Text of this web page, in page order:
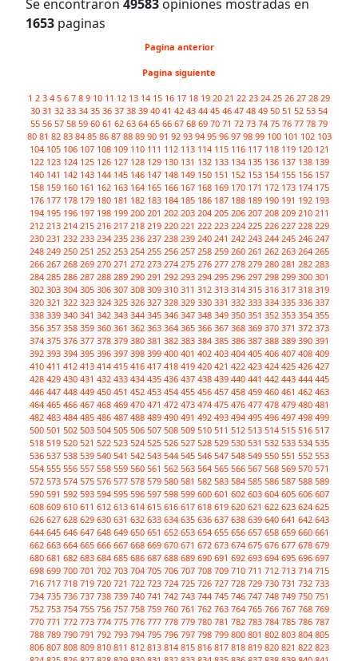
Se encontraron 49583 opiniones mostradas en
1653 paginas
Pagina anterior
Pagina siguiente
1 2 3 4 5 6 7 8 9 10 11 12 13 14 15 16 17 18 19 20 21 22 23 24 25 26 27 28 29
30 31 32 33 34 35 36 37 38 39 40 41 42 43 44 45 46 47 48 49 50 51 52 53 54
55 56 57 58 59 60 61 62 63 64 65 66 67 68 69 70 71 72 73 74 75 76 77 78 79
80 81 82 83 84 85 86 87 88 89 90 91 92 93 94 95 96 97 98 99 100 101 102 103
104 105 106 107 108 109 110 111 112 113 114 115 116 117 118 119 120 121
122 123 124 125 126 127 128 129 130 131 132 133 134 135 136 137 138 139
140 141 142 143 144 145 146 147 148 149 150 151 152 153 154 155 156 157
158 159 160 161 162 163 164 165 166 167 168 169 170 171 172 173 174 175
176 177 178 179 180 181 182 183 184 185 186 187 188 189 190 191 192 193
194 195 196 197 198 199 200 201 202 203 204 205 206 207 208 209 210 211
212 213 214 215 216 217 218 219 220 221 222 223 224 225 226 227 228 229
230 231 232 233 234 235 236 237 238 239 240 241 242 243 244 245 246 247
248 249 250 251 252 253 254 255 256 257 258 259 260 261 262 263 264 265
266 267 268 269 270 271 272 273 274 275 276 277 278 279 280 281 282 283
284 285 286 287 288 289 290 291 292 293 294 295 296 297 298 299 300 301
302 303 304 305 306 307 308 309 310 311 312 313 314 315 316 317 318 319
320 321 322 323 324 325 326 327 328 329 330 331 332 333 334 335 336 337
338 339 340 341 342 343 344 345 346 347 348 349 350 351 352 353 354 355
356 357 358 359 360 361 362 363 364 365 366 367 368 369 370 371 372 373
374 375 376 377 378 379 380 381 382 383 384 385 386 387 388 389 390 391
392 393 394 395 396 397 398 399 400 401 402 403 404 405 406 407 408 409
410 411 412 413 414 415 416 417 418 419 420 421 422 423 424 425 426 427
428 429 430 431 432 433 434 435 436 437 438 439 440 441 442 443 444 445
446 447 448 449 450 451 452 453 454 455 456 457 458 459 460 461 462 463
464 465 466 467 468 469 470 471 472 473 474 475 476 477 478 479 480 481
482 483 484 485 486 487 488 489 490 491 492 493 494 495 496 497 498 499
500 501 502 503 504 505 506 507 508 509 510 511 512 513 514 515 516 517
518 519 520 521 522 523 524 525 526 527 528 529 530 531 532 533 534 535
536 537 538 539 540 541 542 543 544 545 546 547 548 549 550 551 552 553
554 555 556 557 558 559 560 561 562 563 564 565 566 567 568 569 570 571
572 573 574 575 576 577 578 579 580 581 582 583 584 585 586 587 588 589
590 591 592 593 594 595 596 597 598 599 600 601 602 603 604 605 606 607
608 609 610 611 612 613 614 615 616 617 618 619 620 621 622 623 624 625
626 627 628 629 630 631 632 633 634 635 636 637 638 639 640 641 642 643
644 645 646 647 648 649 650 651 652 653 654 655 656 657 658 659 660 661
662 663 664 665 666 667 668 669 670 671 672 673 674 675 676 677 678 679
680 681 682 683 684 685 686 687 688 689 690 691 692 693 694 695 696 697
698 699 700 701 702 703 704 705 706 707 708 709 710 711 712 713 714 715
716 717 718 719 720 721 722 723 724 725 726 727 728 729 730 731 732 733
734 735 736 737 738 739 740 741 742 743 744 745 746 747 748 749 750 751
752 753 754 755 756 757 758 759 760 761 762 763 764 765 766 767 768 769
770 771 772 773 774 775 776 777 778 779 780 781 782 783 784 785 786 787
788 789 790 791 792 793 794 795 796 797 798 799 800 801 802 803 804 805
806 807 808 809 810 811 812 813 814 815 816 817 818 819 820 821 822 823